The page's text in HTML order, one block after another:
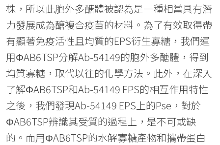
株，所以此胞外多醣體被認為是一種相當具有潛
力發展成為醣複合疫苗的材料。為了有效取得帶
有顯著免疫活性且均質的EPS衍生寡糖，我們運
用ΦAB6TSP分解Ab-54149的胞外多醣體，得到
均質寡糖，取代以往的化學方法。此外，在深入
了解ΦAB6TSP和Ab-54149 EPS的相互作用特性
之後，我們發現Ab-54149 EPS上的Pse，對於
ΦAB6TSP辨識其受質的過程上，是不可或缺
的。而用ΦAB6TSP的水解寡糖產物和攜帶蛋白